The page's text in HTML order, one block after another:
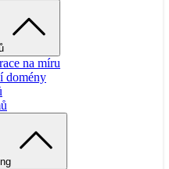
na míru
domény